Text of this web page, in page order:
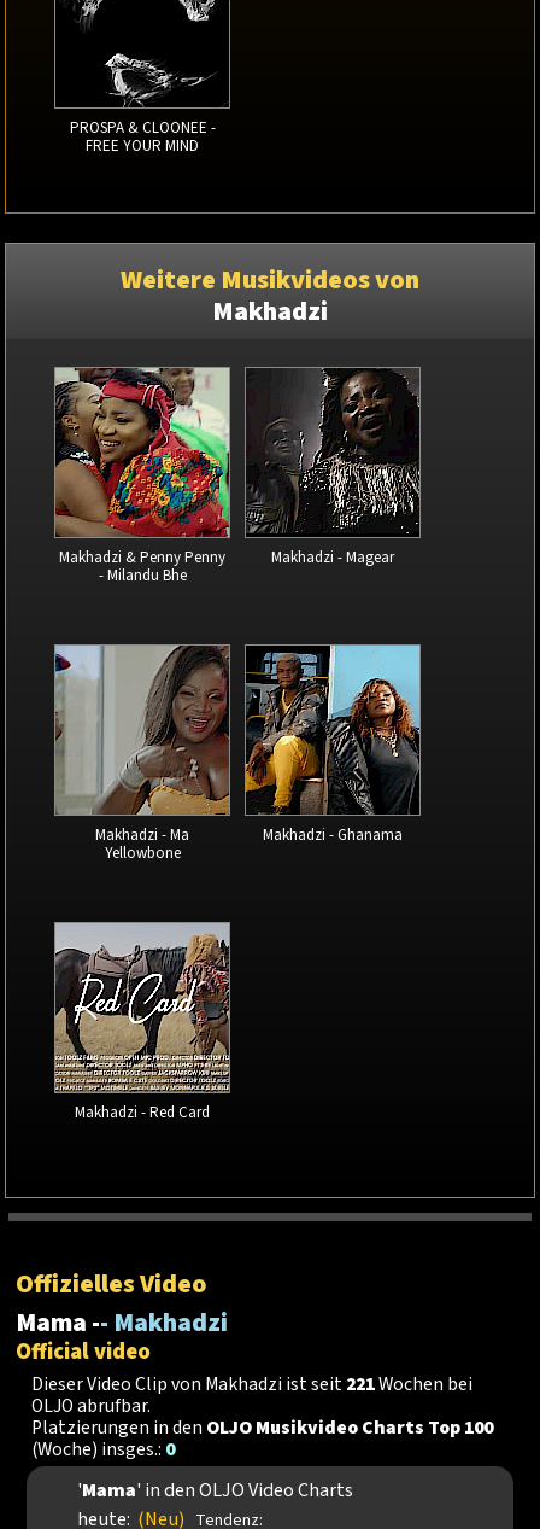
PROSPA & CLOONEE -
FREE YOUR MIND
Weitere Musikvideos von
Makhadzi
Makhadzi & Penny Penny
- Milandu Bhe
Makhadzi - Magear
Makhadzi - Ma
Yellowbone
Makhadzi - Ghanama
Makhadzi - Red Card
Offizielles Video
Mama -- Makhadzi
Official video
Dieser Video Clip von Makhadzi ist seit221Wochen bei
OLJO abrufbar.
Platzierungen in den OLJO Musikvideo Charts Top 100
(Woche) insges.: 0
'Mama' in den OLJO Video Charts
heute: (Neu) Tendenz: